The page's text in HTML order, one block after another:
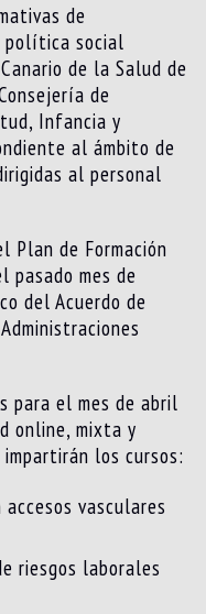
de
política social
de la Salud de
de
Infancia y
al ámbito de
al personal
Plan de Formación
pasado mes de
del Acuerdo de
para el mes de abril
online, mixta y
los cursos:
vasculares
riesgos laborales